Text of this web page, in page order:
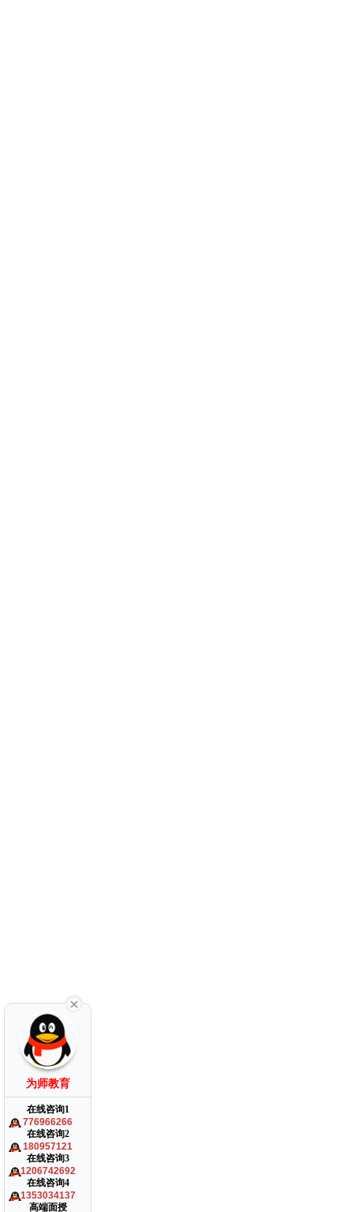
为师教育
在线咨询1
776966266
在线咨询2
180957121
在线咨询3
1206742692
在线咨询4
1353034137
高端面授